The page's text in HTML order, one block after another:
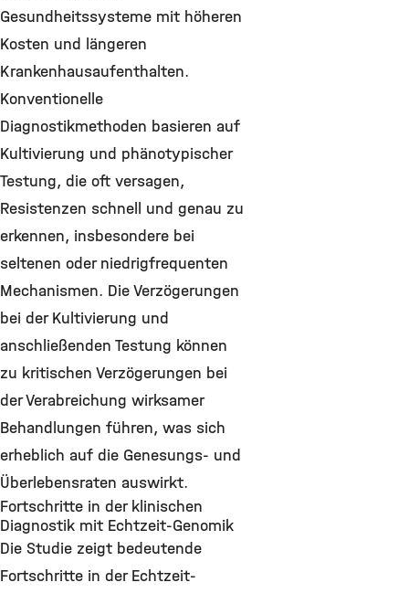
Gesundheitssysteme mit höheren
Kosten und längeren
Krankenhausaufenthalten.
Konventionelle
Diagnostikmethoden basieren auf
Kultivierung und phänotypischer
Testung, die oft versagen,
Resistenzen schnell und genau zu
erkennen, insbesondere bei
seltenen oder niedrigfrequenten
Mechanismen. Die Verzögerungen
bei der Kultivierung und
anschließenden Testung können
zu kritischen Verzögerungen bei
der Verabreichung wirksamer
Behandlungen führen, was sich
erheblich auf die Genesungs- und
Überlebensraten auswirkt.
Fortschritte in der klinischen
Diagnostik mit Echtzeit-Genomik
Die Studie zeigt bedeutende
Fortschritte in der Echtzeit-